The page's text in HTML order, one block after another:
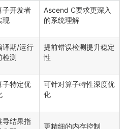
子开发者
现
Ascend C要求更深入
的系统理解
译期/运行
检测
提前错误检测提升稳定
性
子特定优
可针对算子特性深度优
化
导结果指
更精细的内存控制